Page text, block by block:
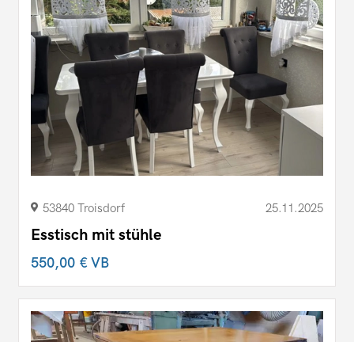
53840 Troisdorf 25.11.2025
Esstisch mit stühle
550,00 €VB